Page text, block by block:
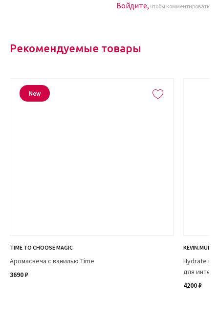
Войдите, чтобы комментировать
Рекомендуемые товары
TIME TO CHOOSE MAGIC
Аромасвеча с ванилью Time
3690 ₽
New
Hydrate
для
4200 ₽